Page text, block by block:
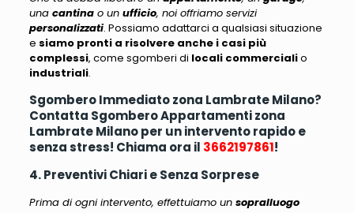
una cantinao un ufficio, noi offriamo servizi
personalizzati. Possiamo adattarci a qualsiasi situazione
e siamo pronti a risolvere anche i casi più
complessi, come sgomberi di locali commercialio
industriali.
Sgombero Immediato zona Lambrate Milano?
Contatta Sgombero Appartamenti zona
Lambrate Milano per un intervento rapido e
senza stress! Chiama ora il 3662197861!
4. Preventivi Chiari e Senza Sorprese
Prima di ogni intervento, effettuiamo un sopralluogo